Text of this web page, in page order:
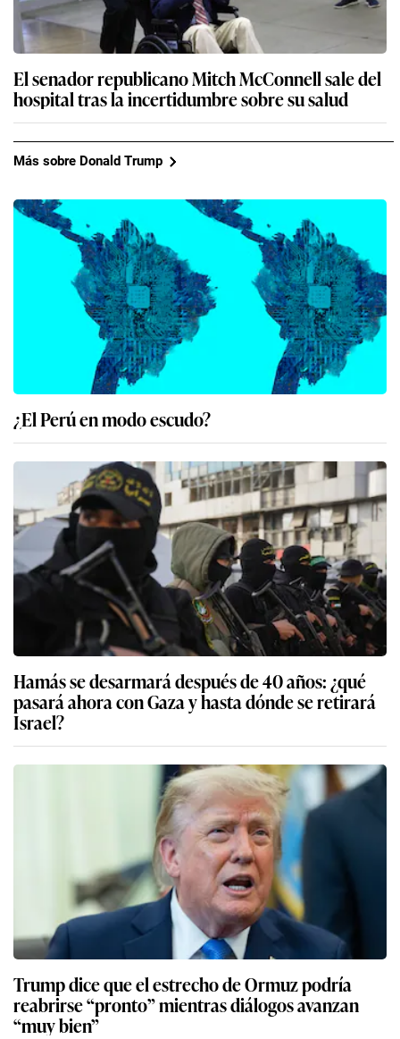
El senador republicano Mitch McConnell sale del
hospital tras la incertidumbre sobre su salud
Más sobre Donald Trump
¿El Perú en modo escudo?
Hamás se desarmará después de 40 años: ¿qué
pasará ahora con Gaza y hasta dónde se retirará
Israel?
Trump dice que el estrecho de Ormuz podría
reabrirse “pronto” mientras diálogos avanzan
“muy bien”